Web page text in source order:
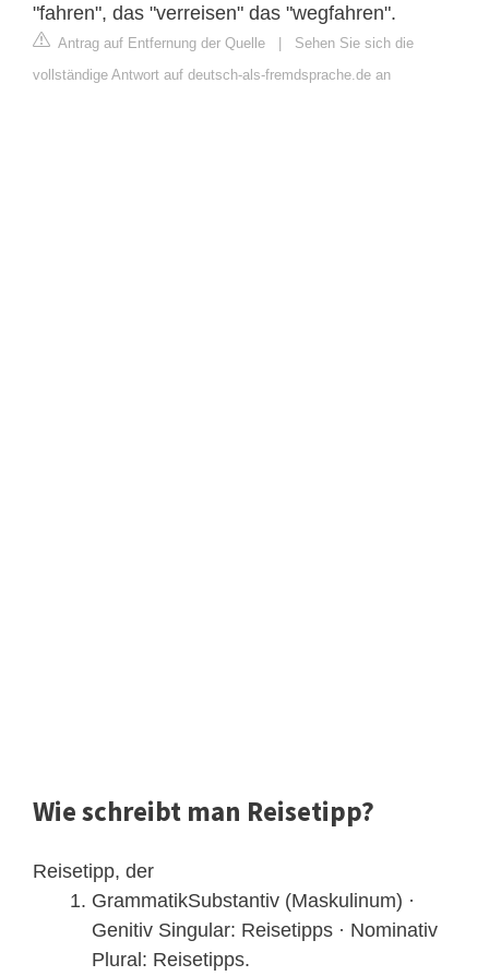
"fahren", das "verreisen" das "wegfahren".
Antrag auf Entfernung der Quelle | Sehen Sie sich die
vollständige Antwort auf deutsch-als-fremdsprache.de an
Wie schreibt man Reisetipp?
Reisetipp, der
GrammatikSubstantiv (Maskulinum) ·
Genitiv Singular: Reisetipps · Nominativ
Plural: Reisetipps.